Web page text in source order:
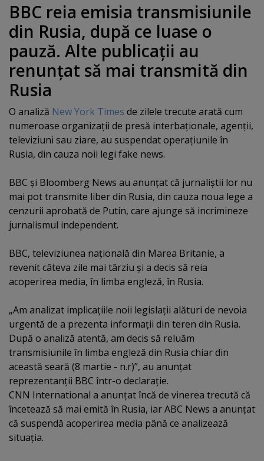
BBC reia emisia transmisiunile
din Rusia, după ce luase o
pauză. Alte publicaţii au
renunţat să mai transmită din
Rusia
O analiză New York Times de zilele trecute arată cum
numeroase organizaţii de presă interbaţionale, agenţii,
televiziuni sau ziare, au suspendat operaţiunile în
Rusia, din cauza noii legi fake news.
BBC şi Bloomberg News au anunţat că jurnaliştii lor nu
mai pot transmite liber din Rusia, din cauza noua lege a
cenzurii aprobată de Putin, care ajunge să incrimineze
jurnalismul independent.
BBC, televiziunea naţională din Marea Britanie, a
revenit câteva zile mai târziu şi a decis să reia
acoperirea media, în limba engleză, în Rusia.
„Am analizat implicaţiile noii legislaţii alături de nevoia
urgentă de a prezenta informaţii din teren din Rusia.
După o analiză atentă, am decis să reluăm
transmisiunile în limba engleză din Rusia chiar din
această seară (8 martie - n.r)”, au anunţat
reprezentanţii BBC într-o declaraţie.
CNN International a anunţat încă de vinerea trecută că
încetează să mai emită în Rusia, iar ABC News a anunţat
că suspendă acoperirea media până ce analizează
situaţia.